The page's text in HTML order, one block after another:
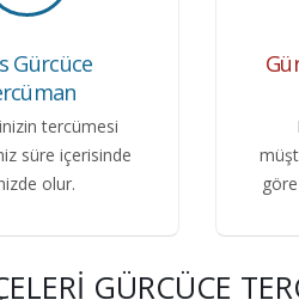
Gürcüce
tercümesi
süre içerisinde
olur.
GÜRCÜCE